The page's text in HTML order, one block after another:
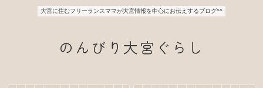
大宮に住むフリーランスママが大宮情報を中心にお伝えするブログ^^
のんびり大宮ぐらし